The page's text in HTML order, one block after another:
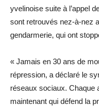
yvelinoise suite à l’appel
sont retrouvés nez-à-nez
gendarmerie, qui ont
« Jamais en 30 ans de
répression, a déclaré le
réseaux sociaux. Chaque
maintenant qui défend la